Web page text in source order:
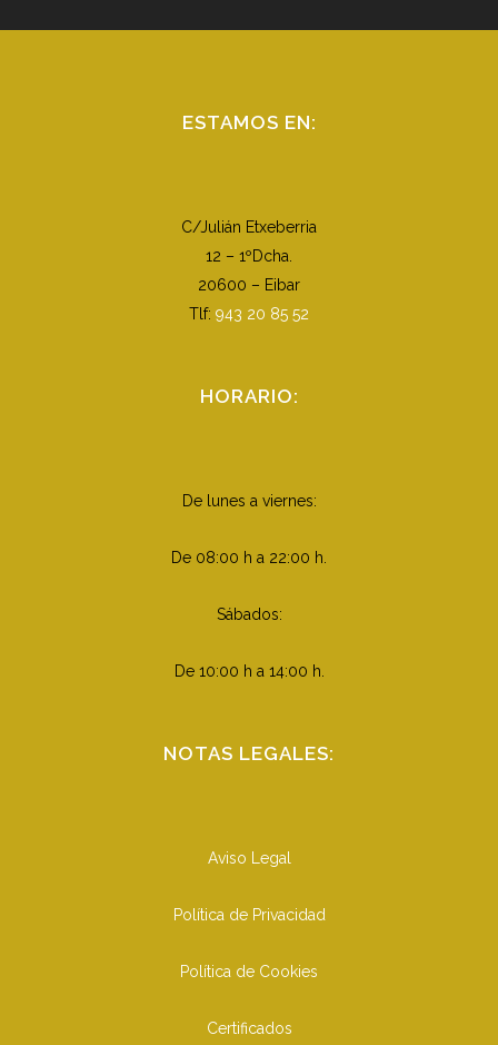
ESTAMOS EN:
C/Julián Etxeberria
12 – 1ºDcha.
20600 – Eibar
Tlf: 943 20 85 52
HORARIO:
De lunes a viernes:
De 08:00 h a 22:00 h.
Sábados:
De 10:00 h a 14:00 h.
NOTAS LEGALES:
Aviso Legal
Política de Privacidad
Política de Cookies
Certificados